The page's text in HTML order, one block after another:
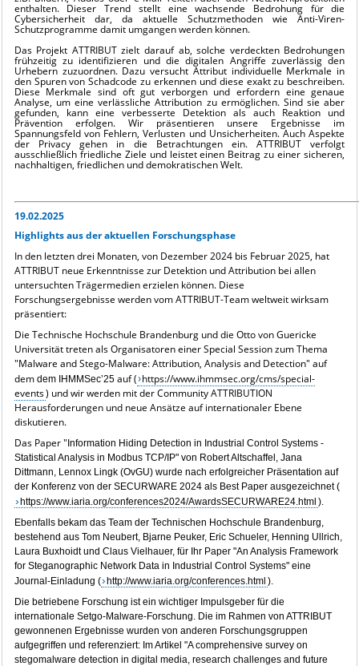
enthalten. Dieser Trend stellt eine wachsende Bedrohung für die
Cybersicherheit dar, da aktuelle Schutzmethoden wie Anti-Viren-
Schutzprogramme damit umgangen werden können.
Das Projekt ATTRIBUT zielt darauf ab, solche verdeckten Bedrohungen
frühzeitig zu identifizieren und die digitalen Angriffe zuverlässig den
Urhebern zuzuordnen. Dazu versucht Attribut individuelle Merkmale in
den Spuren von Schadcode zu erkennen und diese exakt zu beschreiben.
Diese Merkmale sind oft gut verborgen und erfordern eine genaue
Analyse, um eine verlässliche Attribution zu ermöglichen. Sind sie aber
gefunden, kann eine verbesserte Detektion als auch Reaktion und
Prävention erfolgen. Wir präsentieren unsere Ergebnisse im
Spannungsfeld von Fehlern, Verlusten und Unsicherheiten. Auch Aspekte
der Privacy gehen in die Betrachtungen ein. ATTRIBUT verfolgt
ausschließlich friedliche Ziele und leistet einen Beitrag zu einer sicheren,
nachhaltigen, friedlichen und demokratischen Welt.
19.02.2025
Highlights aus der aktuellen Forschungsphase
In den letzten drei Monaten, von Dezember 2024 bis Februar 2025, hat
ATTRIBUT neue Erkenntnisse zur Detektion und Attribution bei allen
untersuchten Trägermedien erzielen können. Diese
Forschungsergebnisse werden vom ATTRIBUT-Team weltweit wirksam
präsentiert:
Die Technische Hochschule Brandenburg und die Otto von Guericke
Universität treten als Organisatoren einer Special Session zum Thema
"Malware and Stego-Malware: Attribution, Analysis and Detection" auf
dem dem IHMMSec’25auf ( https://www.ihmmsec.org/cms/special-
events) und wir werden mit der Community ATTRIBUTION
Herausforderungen und neue Ansätze auf internationaler Ebene
diskutieren.
Das Paper "Information Hiding Detection in Industrial Control Systems -
Statistical Analysis in Modbus TCP/IP" von Robert Altschaffel, Jana
Dittmann, Lennox Lingk (OvGU) wurde nach erfolgreicher Präsentation auf
der Konferenz von der SECURWARE 2024 als Best Paper ausgezeichnet (
https://www.iaria.org/conferences2024/AwardsSECURWARE24.html ).
Ebenfalls bekam das Team der Technischen Hochschule Brandenburg,
bestehend aus Tom Neubert, Bjarne Peuker, Eric Schueler, Henning Ullrich,
Laura Buxhoidt und Claus Vielhauer, für Ihr Paper "An Analysis Framework
for Steganographic Network Data in Industrial Control Systems" eine
Journal-Einladung ( http://www.iaria.org/conferences.html ).
Die betriebene Forschung ist ein wichtiger Impulsgeber für die
internationale Setgo-Malware-Forschung. Die im Rahmen von ATTRIBUT
gewonnenen Ergebnisse wurden von anderen Forschungsgruppen
aufgegriffen und referenziert: Im Artikel "A comprehensive survey on
stegomalware detection in digital media, research challenges and future